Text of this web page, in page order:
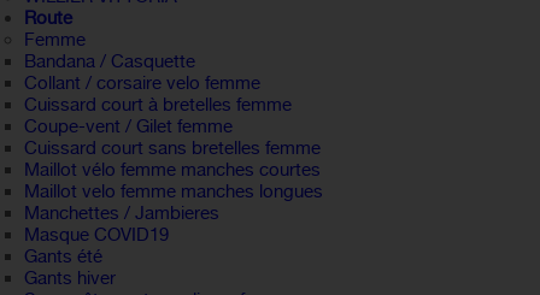
Route
Femme
Bandana / Casquette
Collant / corsaire velo femme
Cuissard court à bretelles femme
Coupe-vent / Gilet femme
Cuissard court sans bretelles femme
Maillot vélo femme manches courtes
Maillot velo femme manches longues
Manchettes / Jambieres
Masque COVID19
Gants été
Gants hiver